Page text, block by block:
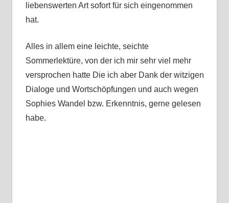
liebenswerten Art sofort für sich eingenommen
hat.
Alles in allem eine leichte, seichte
Sommerlektüre, von der ich mir sehr viel mehr
versprochen hatte Die ich aber Dank der witzigen
Dialoge und Wortschöpfungen und auch wegen
Sophies Wandel bzw. Erkenntnis, gerne gelesen
habe.